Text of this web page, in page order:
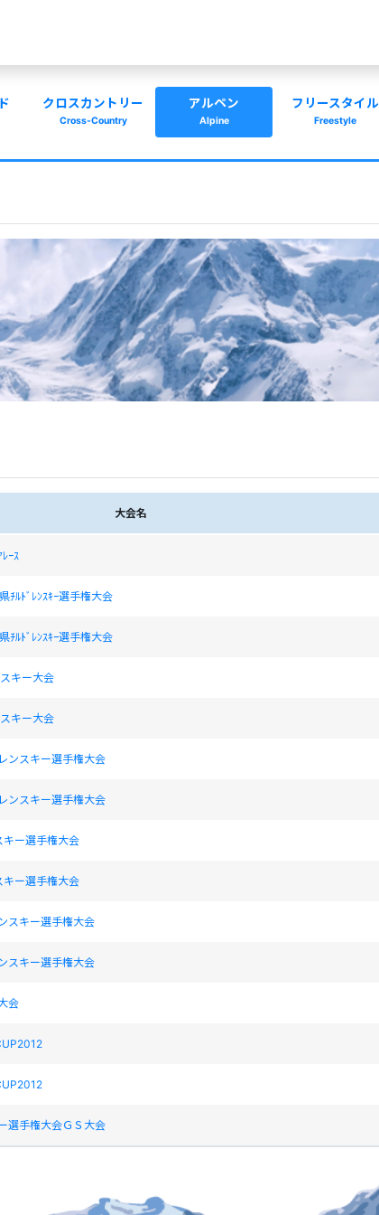
クロスカントリー
Cross-Country
アルペン
Alpine
フリースタイル
Freestyle
大会名
ｰｽ
ﾁﾙﾄﾞﾚﾝｽｷｰ選手権大会
ﾁﾙﾄﾞﾚﾝｽｷｰ選手権大会
キー大会
キー大会
ンスキー選手権大会
ンスキー選手権大会
ー選手権大会
ー選手権大会
スキー選手権大会
スキー選手権大会
会
選手権大会ＧＳ大会